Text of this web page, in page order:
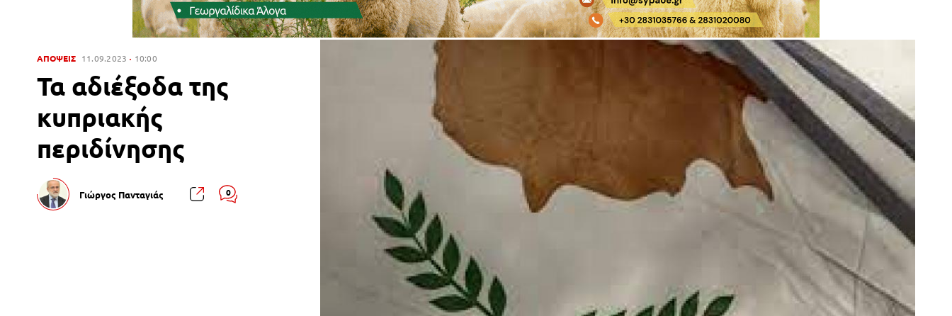
ΑΠΟΨΕΙΣ 11.09.2023 10:00
Τα αδιέξοδα της
κυπριακής
περιδίνησης
Γιώργος Πανταγιάς 0